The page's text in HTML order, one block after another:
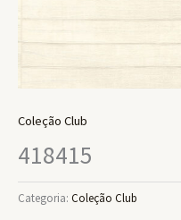
Coleção Club
418415
Categoria: Coleção Club